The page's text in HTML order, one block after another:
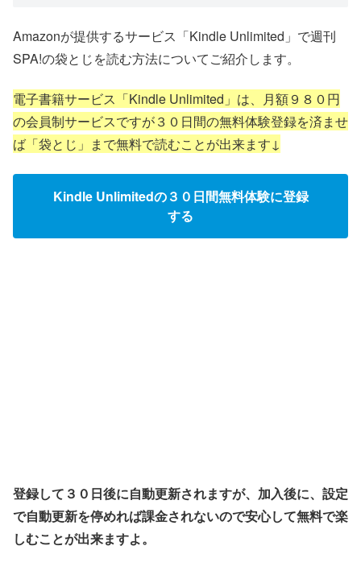
Amazonが提供するサービス「Kindle Unlimited」で週刊
SPA!の袋とじを読む方法についてご紹介します。
電子書籍サービス「Kindle Unlimited」は、月額９８０円
の会員制サービスですが３０日間の無料体験登録を済ませ
ば「袋とじ」まで無料で読むことが出来ます↓
Kindle Unlimitedの３０日間無料体験に登録
する
登録して３０日後に自動更新されますが、加入後に、設定
で自動更新を停めれば課金されないので安心して無料で楽
しむことが出来ますよ。